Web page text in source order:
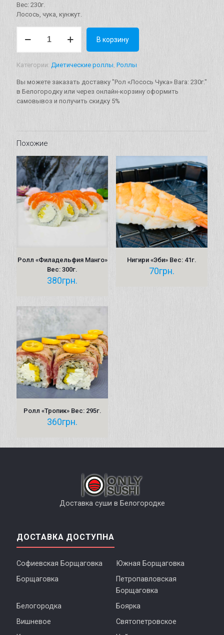
Вес: 230г.
Лосось, чука, кунжут.
товара
Чука"
Вага:
230г.
В корзину
Категории: Диетические роллы Роллы
Вы можете заказать доставку "Рол «Лосось Чука» Вага: 230г."
в Белогородку или через онлайн-корзину оформить
самовывоз и получить скидку 5%
Похожие
Ролл «Филадельфия Манго»
Вес: 300г.
380грн.
Нигири «Эби» Вес: 41г.
70грн.
Ролл «Тропик» Вес: 295г.
360грн.
Доставка суши в Белогородке
ДОСТАВКА ДОСТУПНА
Софиевская Борщаговка
Южная Борщаговка
Борщаговка
Петропавловская
Борщаговка
Белогородка
Боярка
Вишневое
Святопетровское